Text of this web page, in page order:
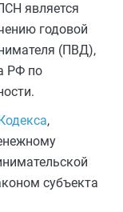
является
годовой
(ПВД),
РФ по
,
субъекта